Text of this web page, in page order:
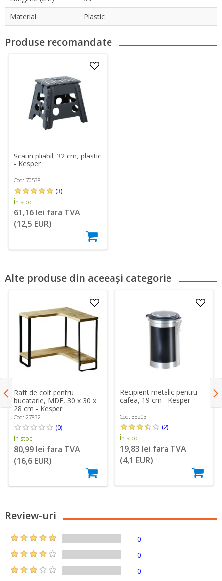
Material
Plastic
Produse recomandate
Scaun pliabil, 32 cm, plastic
- Kesper
Cod: 70538
(3)
În stoc
61,16 lei fara TVA
(12,5 EUR)
Alte produse din aceeași categorie
Raft de colt pentru
bucatarie, MDF, 30 x 30 x
28 cm - Kesper
Cod: 27832
(0)
În stoc
80,99 lei fara TVA
(16,6 EUR)
Recipient metalic pentru
cafea, 19 cm - Kesper
Cod: 38203
(2)
În stoc
19,83 lei fara TVA
(4,1 EUR)
Review-uri
0
0
0